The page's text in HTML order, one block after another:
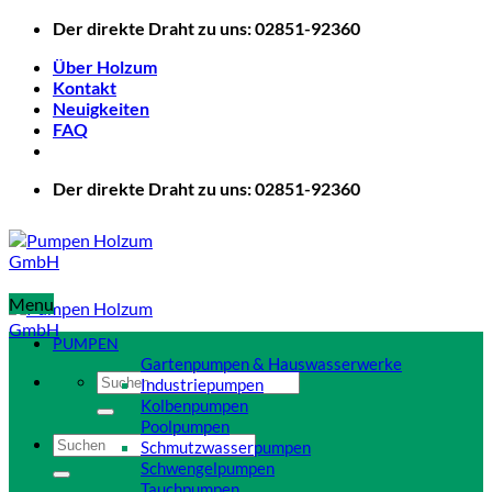
Zum
springen
Der direkte Draht zu uns: 02851-92360
Über Holzum
Kontakt
Neuigkeiten
FAQ
Der direkte Draht zu uns: 02851-92360
Suchen
nach:
Suchen
nach:
Menu
PUMPEN
Gartenpumpen & Hauswasserwerke
Industriepumpen
Kolbenpumpen
Poolpumpen
Schmutzwasserpumpen
Schwengelpumpen